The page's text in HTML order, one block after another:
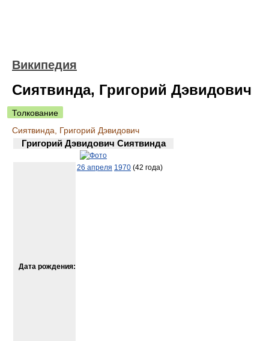
Википедия
Сиятвинда, Григорий Дэвидович
Толкование
Сиятвинда, Григорий Дэвидович
Григорий Дэвидович Сиятвинда
Дата рождения:
26 апреля 1970 (42 года)